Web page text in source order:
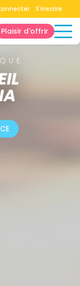
horaires.S'inscrire
Plaisir d'offrir